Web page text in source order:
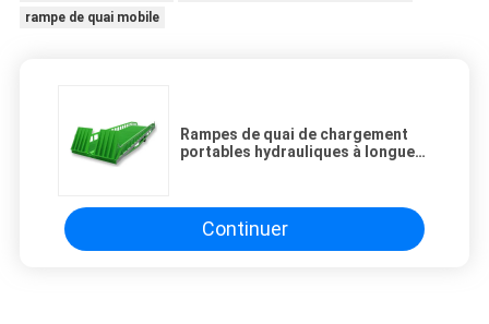
rampe de quai mobile
Rampes de quai de chargement
portables hydrauliques à longue
Continuer